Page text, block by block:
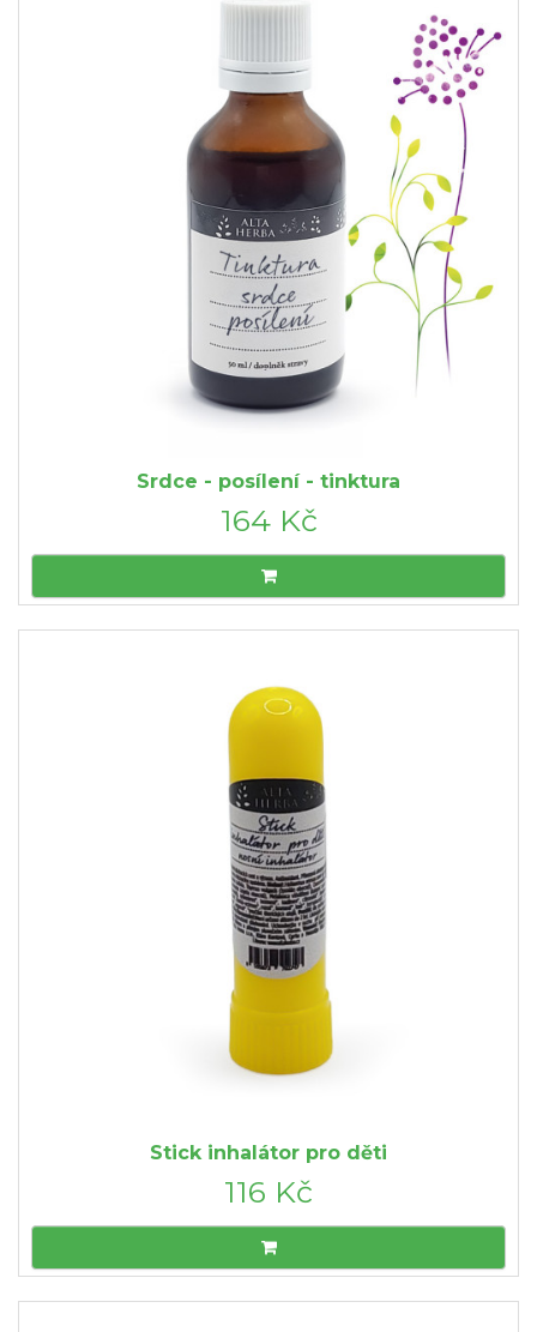
Srdce - posílení - tinktura
164 Kč
Stick inhalátor pro děti
116 Kč